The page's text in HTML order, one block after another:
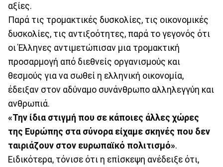
αξίες.
Παρά τις τρομακτικές δυσκολίες, τις οικονομικές
δυσκολίες, τις αντιξοότητες, παρά το γεγονός ότι
οι Έλληνες αντιμετώπισαν μια τρομακτική
προσαρμογή από διεθνείς οργανισμούς και
θεσμούς για να σωθεί η ελληνική οικονομία,
έδειξαν στον αδύναμο συνάνθρωπο αλληλεγγύη και
ανθρωπιά.
«Την ίδια στιγμή που σε κάποιες άλλες χώρες
της Ευρώπης στα σύνορα είχαμε σκηνές που δεν
ταιριάζουν στον ευρωπαϊκό πολιτισμό».
Ειδικότερα, τόνισε ότι η επίσκεψη ανέδειξε ότι,